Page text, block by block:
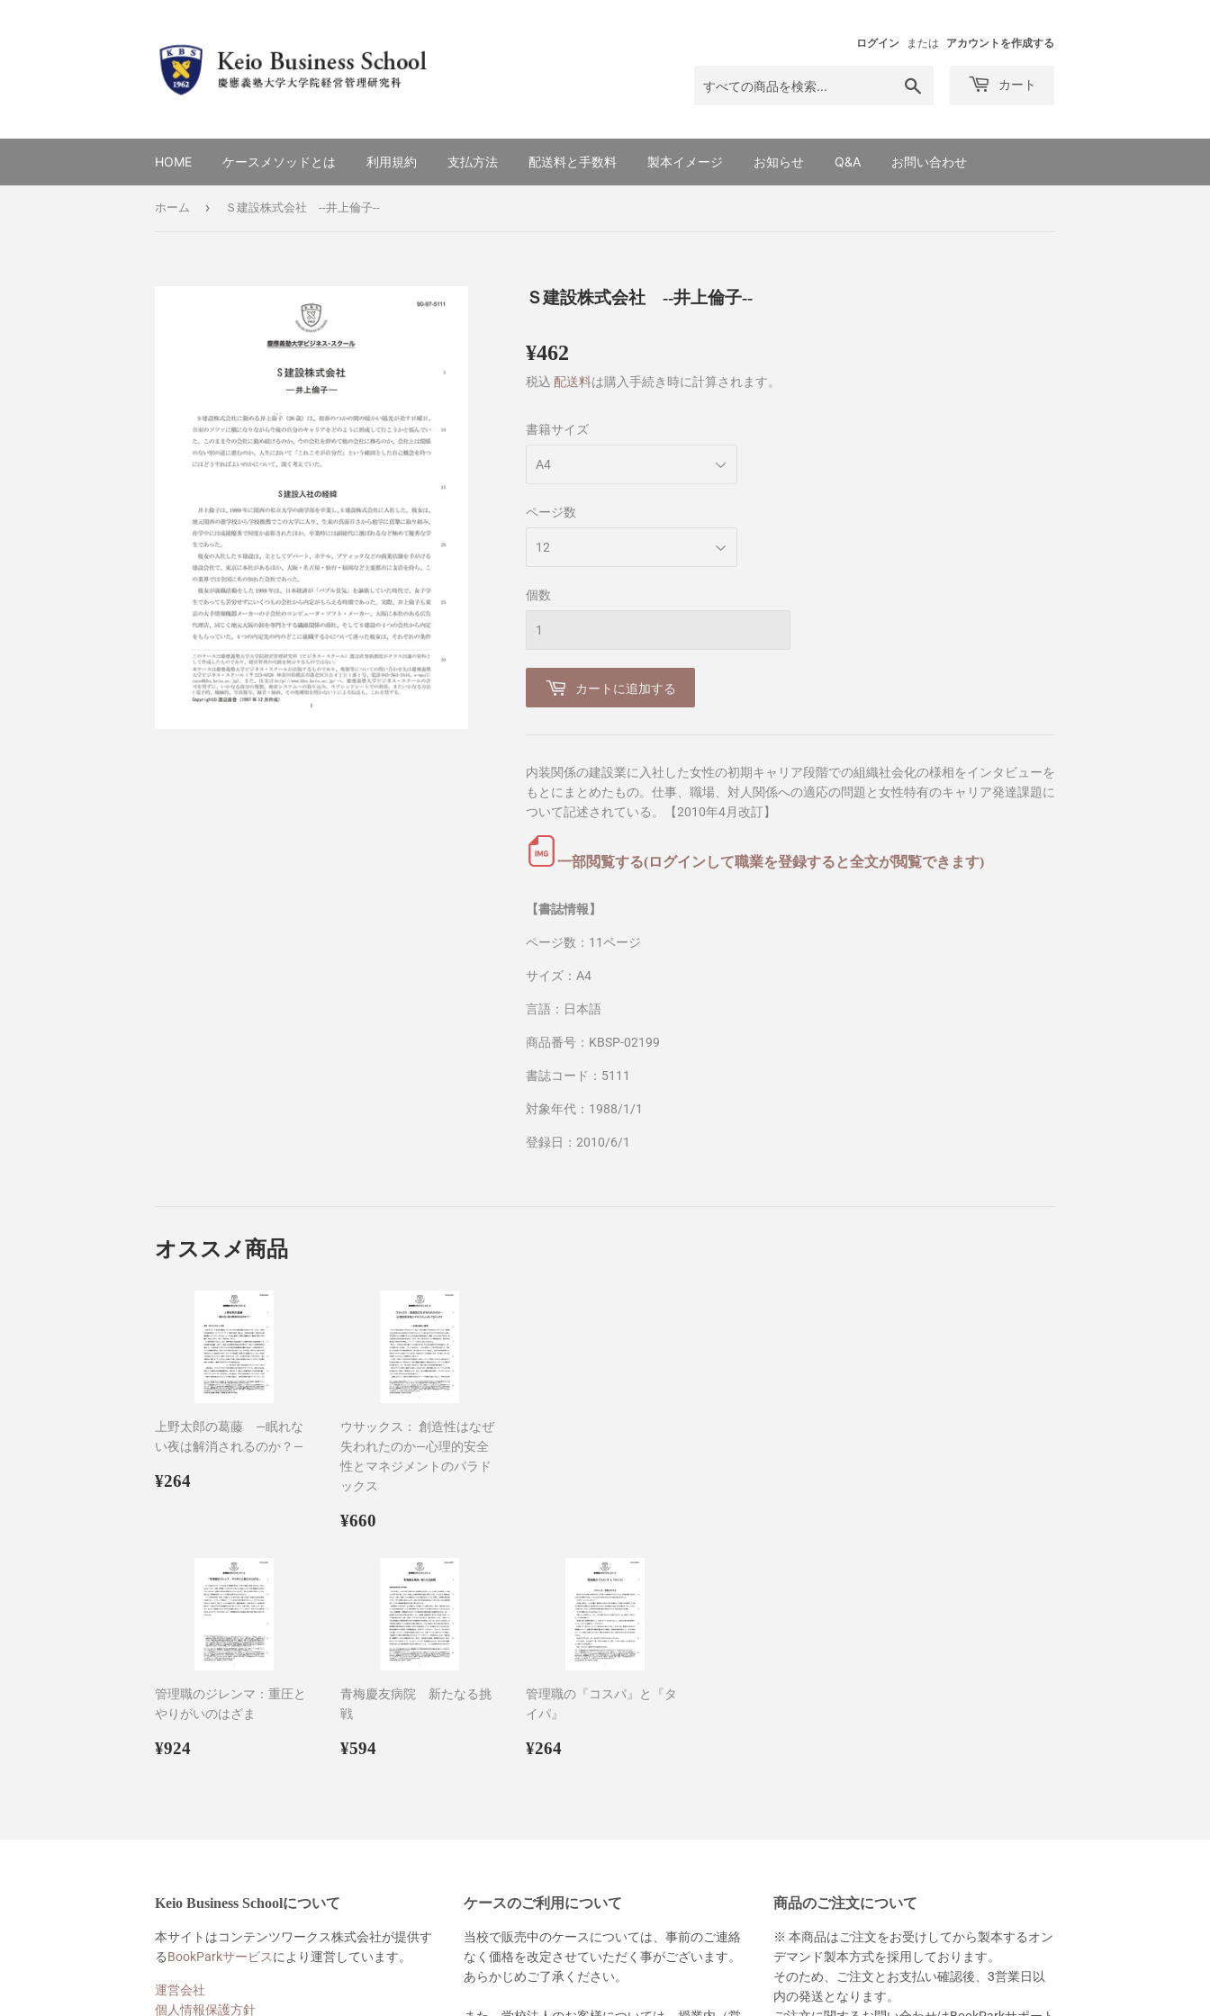
ログイン または アカウントを作成する
る
カート
HOME ケースメソッドとは 利用規約 支払方法 配送料と手数料 製本イメージ お知らせ Q&A お問い合わせ
ホーム › Ｓ建設株式会社 --井上倫子--
Ｓ建設株式会社 --井上倫子--
¥462
税込 配送料は購入手続き時に計算されます。
書籍サイズ
ページ数
個数
カートに追加する
内装関係の建設業に入社した女性の初期キャリア段階での組織社会化の様相をインタビューを
もとにまとめたもの。仕事、職場、対人関係への適応の問題と女性特有のキャリア発達課題に
ついて記述されている。【2010年4月改訂】
一部閲覧する(ログインして職業を登録すると全文が閲覧できます)
【書誌情報】
ページ数：11ページ
サイズ：A4
言語：日本語
商品番号：KBSP-02199
書誌コード：5111
対象年代：1988/1/1
登録日：2010/6/1
オススメ商品
上野太郎の葛藤 ―眠れな
い夜は解消されるのか？―
通
¥264
ウサックス： 創造性はなぜ
失われたのか―心理的安全
性とマネジメントのパラド
ックス
通
¥660
管理職のジレンマ：重圧と
やりがいのはざま
通
¥924
青梅慶友病院 新たなる挑
戦
通
¥594
管理職の『コスパ』と『タ
イパ』
通
¥264
Keio Business Schoolについて
本サイトはコンテンツワークス株式会社が提供す
るBookParkサービスにより運営しています。
運営会社
個人情報保護方針
ケースのご利用について
当校で販売中のケースについては、事前のご連絡
なく価格を改定させていただく事がございます。
あらかじめご了承ください。
商品のご注文について
※ 本商品はご注文をお受けしてから製本するオン
デマンド製本方式を採用しております。
そのため、ご注文とお支払い確認後、3営業日以
内の発送となります。